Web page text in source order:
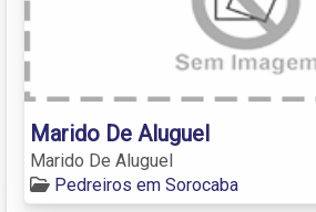
Marido De Aluguel
Marido De Aluguel
Pedreiros em Sorocaba